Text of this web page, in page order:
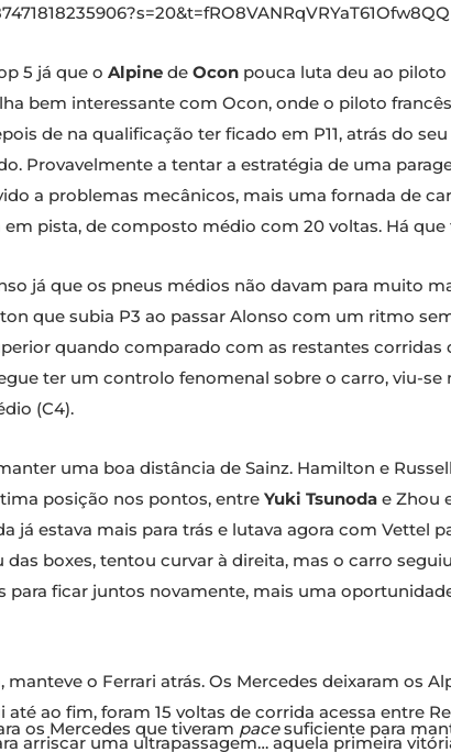
5 já que o Alpine de Ocon pouca luta deu ao piloto
bem interessante com Ocon, onde o piloto
de na qualificação ter ficado em P11, atrás do
Provavelmente a tentar a estratégia de uma
a problemas mecânicos, mais uma fornada de
pista, de composto médio com 20 voltas. Há
já que os pneus médios não davam para muito
que subia P3 ao passar Alonso com um ritmo
quando comparado com as restantes corridas
ter um controlo fenomenal sobre o carro, viu-se
(C4).
uma boa distância de Sainz. Hamilton e
posição nos pontos, entre Yuki Tsunoda e Zhou
já estava mais para trás e lutava agora com Vettel
boxes, tentou curvar à direita, mas o carro
para ficar juntos novamente, mais uma
manteve o Ferrari atrás. Os Mercedes deixaram os
ao fim, foram 15 voltas de corrida acessa entre
arriscar uma ultrapassagem… aquela primeira
os Mercedes que tiveram pacesuficiente para